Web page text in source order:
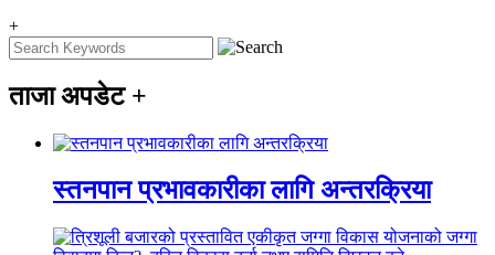
+
ताजा अपडेट +
स्तनपान प्रभावकारीका लागि अन्तरक्रिया